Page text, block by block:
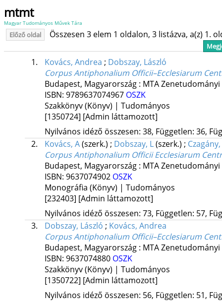
mtmt
Magyar Tudományos Művek Tára
Előző oldal Összesen 3 elem 1 oldalon, 3 listázva, a(z) 1.
1. Kovács, Andrea ; Dobszay, László
Corpus Antiphonalium Officii–Ecclesiarum
Budapest, Magyarország : MTA
ISBN: 9789637074967 OSZK
Szakkönyv (Könyv) | Tudományos
[1350724] [Admin láttamozott]
Nyilvános idéző összesen: 38, Független: 36,
2.
Kovács, A(szerk.) ; Dobszay, L(szerk.) ; Czagány,
Corpus Antiphonalium Officii Ecclesiarum
Budapest, Magyarország : MTA
ISBN: 9637074902 OSZK
Monográfia (Könyv) | Tudományos
[232403] [Admin láttamozott]
Nyilvános idéző összesen: 73, Független: 57,
3.
Dobszay, László ; Kovács, Andrea
Corpus Antiphonalium Officii–Ecclesiarum
Budapest, Magyarország : MTA
ISBN: 9637074880 OSZK
Szakkönyv (Könyv) | Tudományos
[1350722] [Admin láttamozott]
Nyilvános idéző összesen: 56, Független: 51,